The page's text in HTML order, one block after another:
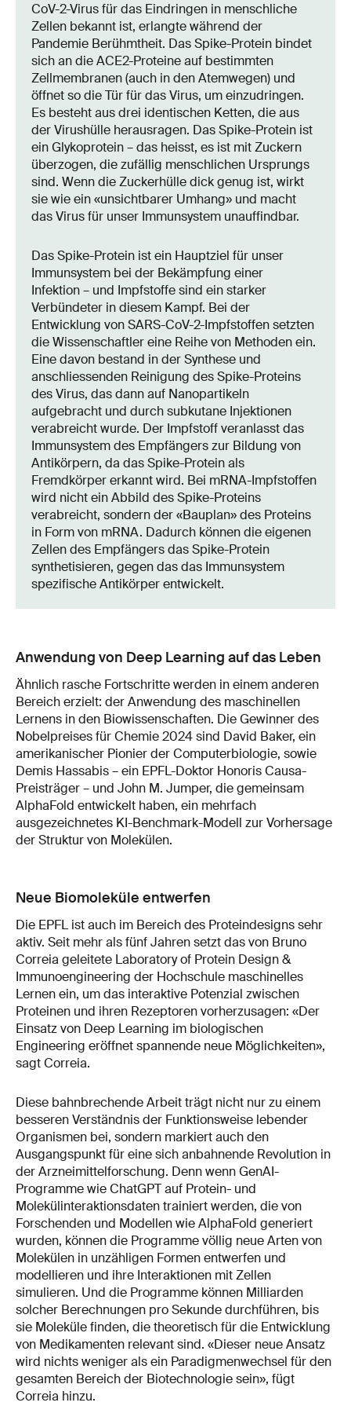
CoV-2-Virus für das Eindringen in menschliche
Zellen bekannt ist, erlangte während der
Pandemie Berühmtheit. Das Spike-Protein bindet
sich an die ACE2-Proteine auf bestimmten
Zellmembranen (auch in den Atemwegen) und
öffnet so die Tür für das Virus, um einzudringen.
Es besteht aus drei identischen Ketten, die aus
der Virushülle herausragen. Das Spike-Protein ist
ein Glykoprotein – das heisst, es ist mit Zuckern
überzogen, die zufällig menschlichen Ursprungs
sind. Wenn die Zuckerhülle dick genug ist, wirkt
sie wie ein «unsichtbarer Umhang» und macht
das Virus für unser Immunsystem unauffindbar.
Das Spike-Protein ist ein Hauptziel für unser
Immunsystem bei der Bekämpfung einer
Infektion – und Impfstoffe sind ein starker
Verbündeter in diesem Kampf. Bei der
Entwicklung von SARS-CoV-2-Impfstoffen setzten
die Wissenschaftler eine Reihe von Methoden ein.
Eine davon bestand in der Synthese und
anschliessenden Reinigung des Spike-Proteins
des Virus, das dann auf Nanopartikeln
aufgebracht und durch subkutane Injektionen
verabreicht wurde. Der Impfstoff veranlasst das
Immunsystem des Empfängers zur Bildung von
Antikörpern, da das Spike-Protein als
Fremdkörper erkannt wird. Bei mRNA-Impfstoffen
wird nicht ein Abbild des Spike-Proteins
verabreicht, sondern der «Bauplan» des Proteins
in Form von mRNA. Dadurch können die eigenen
Zellen des Empfängers das Spike-Protein
synthetisieren, gegen das das Immunsystem
spezifische Antikörper entwickelt.
Anwendung von Deep Learning auf das Leben
Ähnlich rasche Fortschritte werden in einem anderen
Bereich erzielt: der Anwendung des maschinellen
Lernens in den Biowissenschaften. Die Gewinner des
Nobelpreises für Chemie 2024 sind David Baker, ein
amerikanischer Pionier der Computerbiologie, sowie
Demis Hassabis – ein EPFL-Doktor Honoris Causa-
Preisträger – und John M. Jumper, die gemeinsam
AlphaFold entwickelt haben, ein mehrfach
ausgezeichnetes KI-Benchmark-Modell zur Vorhersage
der Struktur von Molekülen.
Neue Biomoleküle entwerfen
Die EPFL ist auch im Bereich des Proteindesigns sehr
aktiv. Seit mehr als fünf Jahren setzt das von Bruno
Correia geleitete Laboratory of Protein Design &
Immunoengineering der Hochschule maschinelles
Lernen ein, um das interaktive Potenzial zwischen
Proteinen und ihren Rezeptoren vorherzusagen: «Der
Einsatz von Deep Learning im biologischen
Engineering eröffnet spannende neue Möglichkeiten»,
sagt Correia.
Diese bahnbrechende Arbeit trägt nicht nur zu einem
besseren Verständnis der Funktionsweise lebender
Organismen bei, sondern markiert auch den
Ausgangspunkt für eine sich anbahnende Revolution in
der Arzneimittelforschung. Denn wenn GenAI-
Programme wie ChatGPT auf Protein- und
Molekülinteraktionsdaten trainiert werden, die von
Forschenden und Modellen wie AlphaFold generiert
wurden, können die Programme völlig neue Arten von
Molekülen in unzähligen Formen entwerfen und
modellieren und ihre Interaktionen mit Zellen
simulieren. Und die Programme können Milliarden
solcher Berechnungen pro Sekunde durchführen, bis
sie Moleküle finden, die theoretisch für die Entwicklung
von Medikamenten relevant sind. «Dieser neue Ansatz
wird nichts weniger als ein Paradigmenwechsel für den
gesamten Bereich der Biotechnologie sein», fügt
Correia hinzu.